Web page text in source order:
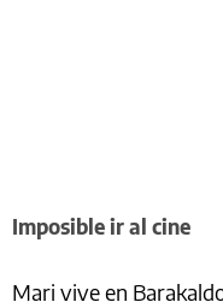
Imposible ir al cine
Mari vive en